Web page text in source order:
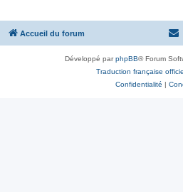
Accueil du forum
Développé parphpBB® Forum
Traduction française
Confidentialité |